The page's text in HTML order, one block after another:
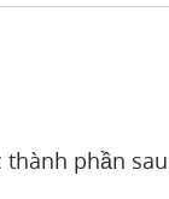
thành phần